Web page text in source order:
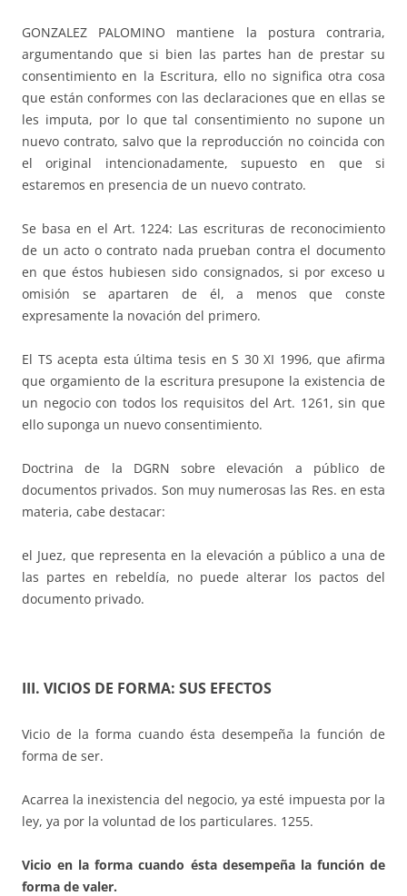
GONZALEZ PALOMINO mantiene la postura contraria,
argumentando que si bien las partes han de prestar su
consentimiento en la Escritura, ello no significa otra cosa
que están conformes con las declaraciones que en ellas se
les imputa, por lo que tal consentimiento no supone un
nuevo contrato, salvo que la reproducción no coincida con
el original intencionadamente, supuesto en que si
estaremos en presencia de un nuevo contrato.
Se basa en el Art. 1224: Las escrituras de reconocimiento
de un acto o contrato nada prueban contra el documento
en que éstos hubiesen sido consignados, si por exceso u
omisión se apartaren de él, a menos que conste
expresamente la novación del primero.
El TS acepta esta última tesis en S 30 XI 1996, que afirma
que orgamiento de la escritura presupone la existencia de
un negocio con todos los requisitos del Art. 1261, sin que
ello suponga un nuevo consentimiento.
Doctrina de la DGRN sobre elevación a público de
documentos privados. Son muy numerosas las Res. en esta
materia, cabe destacar:
el Juez, que representa en la elevación a público a una de
las partes en rebeldía, no puede alterar los pactos del
documento privado.
III. VICIOS DE FORMA: SUS EFECTOS
Vicio de la forma cuando ésta desempeña la función de
forma de ser.
Acarrea la inexistencia del negocio, ya esté impuesta por la
ley, ya por la voluntad de los particulares. 1255.
Vicio en la forma cuando ésta desempeña la función de
forma de valer.